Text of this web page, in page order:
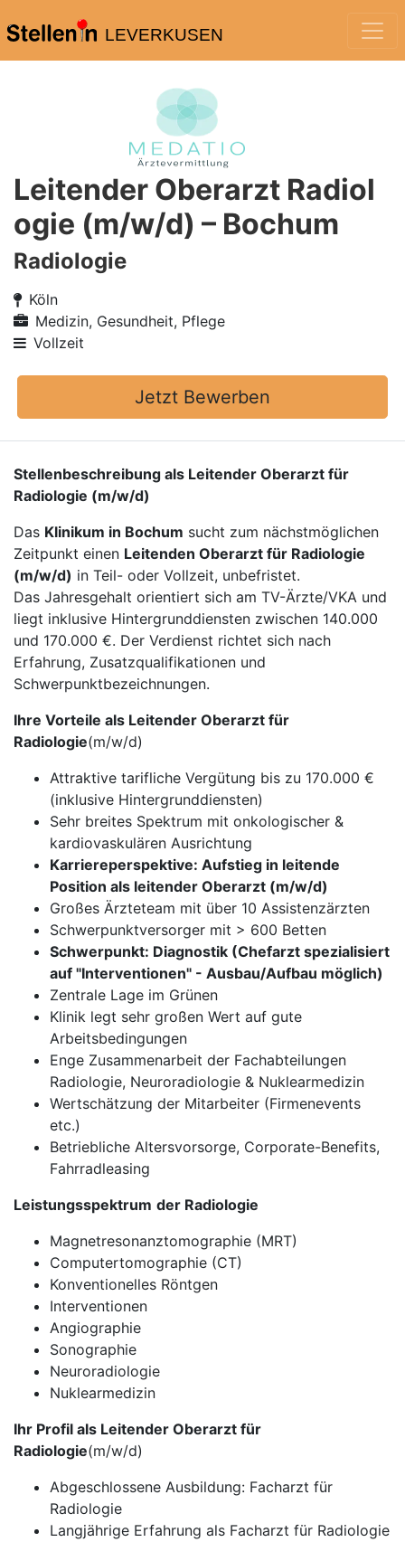
LEVERKUSEN
Leitender Oberarzt Radiol
ogie (m/w/d) – Bochum
Radiologie
Köln
Medizin, Gesundheit, Pflege
Vollzeit
Jetzt Bewerben
Stellenbeschreibung als Leitender Oberarzt für
Radiologie (m/w/d)
Das Klinikum in Bochum sucht zum nächstmöglichen
Zeitpunkt einen Leitenden Oberarzt für Radiologie
(m/w/d) in Teil- oder Vollzeit, unbefristet.
Das Jahresgehalt orientiert sich am TV-Ärzte/VKA und
liegt inklusive Hintergrunddiensten zwischen 140.000
und 170.000 €. Der Verdienst richtet sich nach
Erfahrung, Zusatzqualifikationen und
Schwerpunktbezeichnungen.
Ihre Vorteile als Leitender Oberarzt für
Radiologie(m/w/d)
Attraktive tarifliche Vergütung bis zu 170.000 €
(inklusive Hintergrunddiensten)
Sehr breites Spektrum mit onkologischer &
kardiovaskulären Ausrichtung
Karriereperspektive: Aufstieg in leitende
Position als leitender Oberarzt (m/w/d)
Großes Ärzteteam mit über 10 Assistenzärzten
Schwerpunktversorger mit > 600 Betten
Schwerpunkt: Diagnostik (Chefarzt spezialisiert
auf "Interventionen" - Ausbau/Aufbau möglich)
Zentrale Lage im Grünen
Klinik legt sehr großen Wert auf gute
Arbeitsbedingungen
Enge Zusammenarbeit der Fachabteilungen
Radiologie, Neuroradiologie & Nuklearmedizin
Wertschätzung der Mitarbeiter (Firmenevents
etc.)
Betriebliche Altersvorsorge, Corporate-Benefits,
Fahrradleasing
Leistungsspektrum der Radiologie
Magnetresonanztomographie (MRT)
Computertomographie (CT)
Konventionelles Röntgen
Interventionen
Angiographie
Sonographie
Neuroradiologie
Nuklearmedizin
Ihr Profil als Leitender Oberarzt für
Radiologie(m/w/d)
Abgeschlossene Ausbildung: Facharzt für
Radiologie
Langjährige Erfahrung als Facharzt für Radiologie